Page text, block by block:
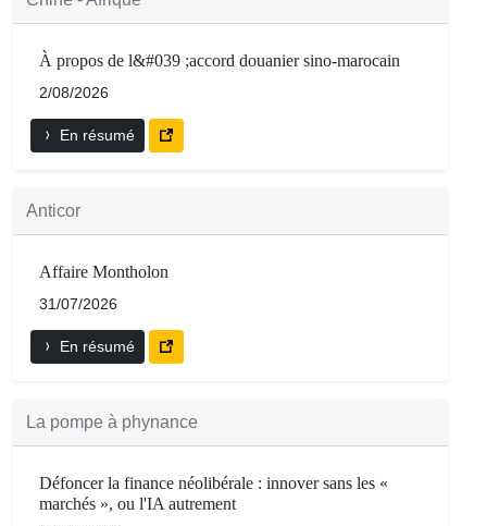
À propos de l&#039 ;accord douanier sino-marocain
2/08/2026
En résumé
Anticor
Affaire Montholon
31/07/2026
En résumé
La pompe à phynance
Défoncer la finance néolibérale : innover sans les «
marchés », ou l'IA autrement